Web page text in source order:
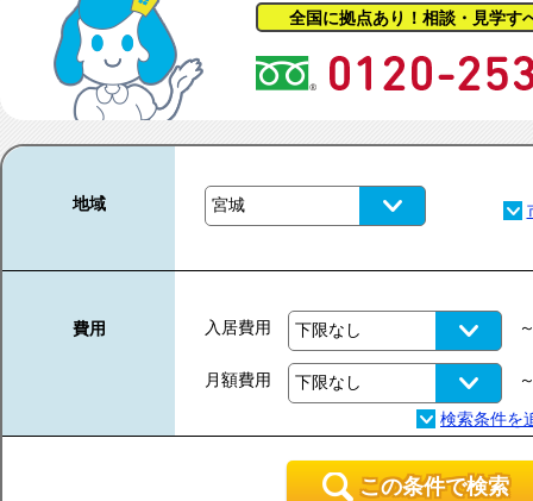
全国に拠点あり！相談・見学す
地域
費用 入居費用
月額費用
この条件で検索